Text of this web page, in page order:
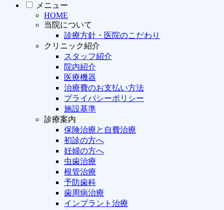
メニュー
HOME
当院について
診療方針・医院のこだわり
クリニック紹介
スタッフ紹介
院内紹介
医療機器
治療費のお支払い方法
プライバシーポリシー
施設基準
診療案内
保険治療と自費治療
初診の方へ
妊婦の方へ
虫歯治療
根管治療
予防歯科
歯周病治療
インプラント治療